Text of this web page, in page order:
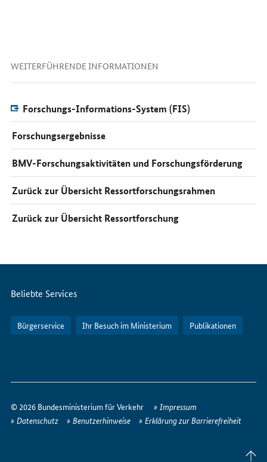
WEITERFÜHRENDE INFORMATIONEN
Forschungs-Informations-System (FIS)
Forschungsergebnisse
BMV-Forschungsaktivitäten und Forschungsförderung
Zurück zur Übersicht Ressortforschungsrahmen
Zurück zur Übersicht Ressortforschung
Servicemenü
Beliebte Services
Bürgerservice Ihr Besuch im Ministerium Publikationen
erreichen
Sie
© 2026 Bundesministerium für Verkehr
Impressum
Datenschutz
Benutzerhinweise Erklärung zur Barrierefreiheit